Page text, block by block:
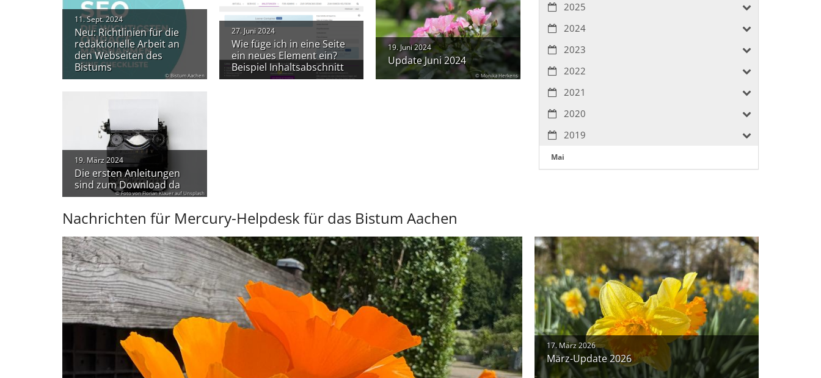
11. Sept. 2024
Neu: Richtlinien für die
redaktionelle Arbeit an
den Webseiten des
Bistums
© Bistum Aachen
27. Juni 2024
Wie füge ich in eine Seite
ein neues Element ein?
Beispiel Inhaltsabschnitt
19. Juni 2024
Update Juni 2024
© Monika Herkens
19. März 2024
Die ersten Anleitungen
sind zum Download da
© Foto von Florian Klauer auf Unsplash
2025
2024
2023
2022
2021
2020
2019
Mai
Nachrichten für Mercury-Helpdesk für das Bistum Aachen
17. März 2026
März-Update 2026